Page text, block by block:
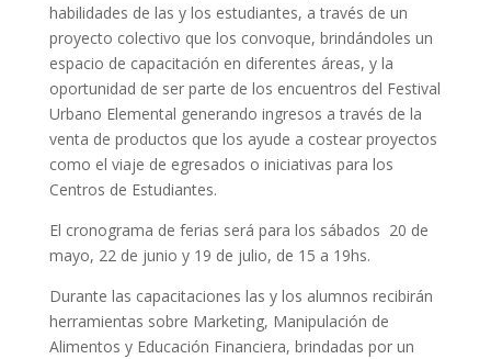
habilidades de las y los estudiantes, a través de un
proyecto colectivo que los convoque, brindándoles un
espacio de capacitación en diferentes áreas, y la
oportunidad de ser parte de los encuentros del Festival
Urbano Elemental generando ingresos a través de la
venta de productos que los ayude a costear proyectos
como el viaje de egresados o iniciativas para los
Centros de Estudiantes.
El cronograma de ferias será para los sábados 20 de
mayo, 22 de junio y 19 de julio, de 15 a 19hs.
Durante las capacitaciones las y los alumnos recibirán
herramientas sobre Marketing, Manipulación de
Alimentos y Educación Financiera, brindadas por un